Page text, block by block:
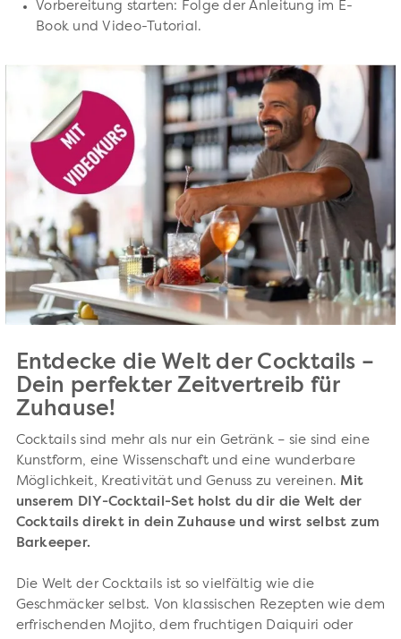
Vorbereitung starten: Folge der Anleitung im E-
Book und Video-Tutorial.
Entdecke die Welt der Cocktails –
Dein perfekter Zeitvertreib für
Zuhause!
Cocktails sind mehr als nur ein Getränk – sie sind eine
Kunstform, eine Wissenschaft und eine wunderbare
Möglichkeit, Kreativität und Genuss zu vereinen. Mit
unserem DIY-Cocktail-Set holst du dir die Welt der
Cocktails direkt in dein Zuhause und wirst selbst zum
Barkeeper.
Die Welt der Cocktails ist so vielfältig wie die
Geschmäcker selbst. Von klassischen Rezepten wie dem
erfrischenden Mojito, dem fruchtigen Daiquiri oder